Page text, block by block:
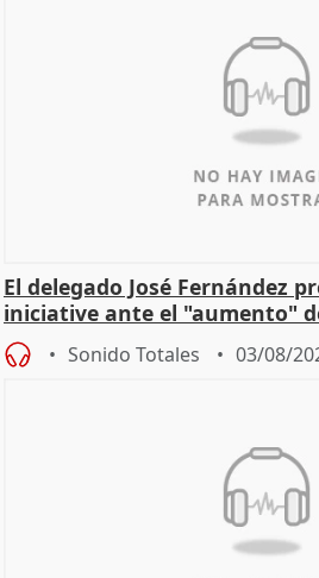
El delegado José Fernández
iniciative ante el "aumento"
hogar en Madri
Sonido Totales 03/08/